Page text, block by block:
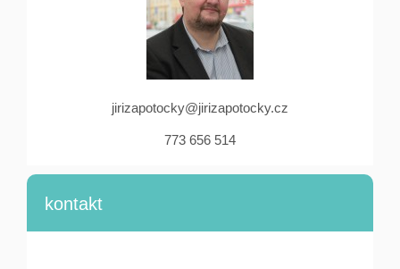
jirizapotocky@jirizapotocky.cz
773 656 514
kontakt